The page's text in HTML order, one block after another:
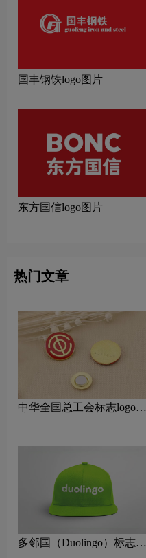
国丰钢铁logo图片
东方国信logo图片
热门文章
中华全国总工会标志logo图
多邻国（Duolingo）标志